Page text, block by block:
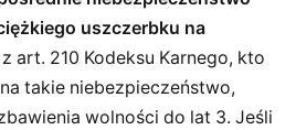
uszczerbku na
art. 210 Kodeksu Karnego, kto
takie niebezpieczeństwo,
wolności do lat 3. Jeśli